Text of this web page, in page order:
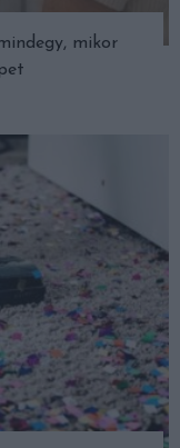
mikor